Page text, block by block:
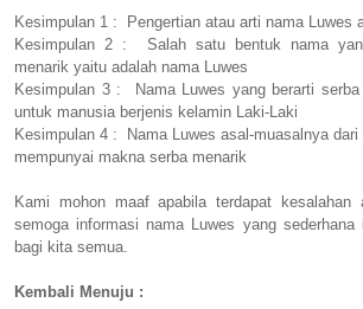
Kesimpulan 1 : Pengertian atau arti nama Luwes
Kesimpulan 2 : Salah satu bentuk nama
menarik yaitu adalah nama Luwes
Kesimpulan 3 : Nama Luwes yang berarti
untuk manusia berjenis kelamin Laki-Laki
Kesimpulan 4 : Nama Luwes asal-muasalnya
mempunyai makna serba menarik
Kami mohon maaf apabila terdapat kesalahan
semoga informasi nama Luwes yang sederhana
bagi kita semua.
Kembali Menuju :